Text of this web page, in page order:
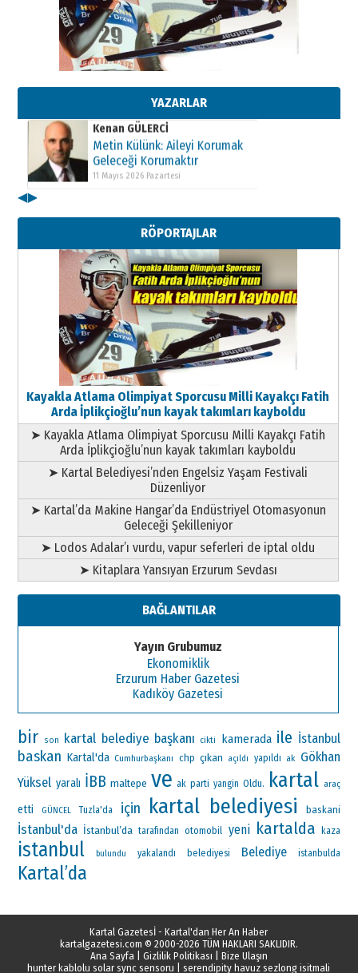
YAZARLAR
Kenan GÜLERCİ
Metin Külünk: Aileyi Korumak
Geleceği Korumaktır
11 Mayıs 2026 Pazartesi
Kenan GÜLERCİ
Metin Külünk: Aileyi Korumak
Geleceği Korumaktır
11 Mayıs 2026 Pazartesi
Metin Külünk: Aileyi Korumak
Geleceği Korumaktır
11 Mayıs 2026 Pazartesi
◀▶
RÖPORTAJLAR
Kayakla Atlama Olimpiyat Sporcusu Milli Kayakçı Fatih
Arda İplikçioğlu’nun kayak takımları kayboldu
➤ Kayakla Atlama Olimpiyat Sporcusu Milli Kayakçı Fatih
Arda İplikçioğlu’nun kayak takımları kayboldu
➤ Kartal Belediyesi’nden Engelsiz Yaşam Festivali
Düzenliyor
➤ Kartal’da Makine Hangar’da Endüstriyel Otomasyonun
Geleceği Şekilleniyor
➤ Lodos Adalar’ı vurdu, vapur seferleri de iptal oldu
➤ Kitaplara Yansıyan Erzurum Sevdası
BAĞLANTILAR
Yayın Grubumuz
Ekonomiklik
Erzurum Haber Gazetesi
Kadıköy Gazetesi
bir son kartal belediye başkanı cikti kamerada ile İstanbul
baskan Kartal'da Cumhurbaşkanı chp çıkan açıldı yapıldı ak Gökhan
Yüksel yaralı İBB maltepe ve ak parti yangin Oldu. kartal araç
etti GÜNCEL Tuzla'da için kartal belediyesi baskani
İstanbul'da İstanbul’da tarafından otomobil yeni kartalda kaza
istanbul bulundu yakalandı belediyesi Belediye istanbulda
Kartal’da
Kartal Gazetesİ - Kartal'dan Her An Haber
kartalgazetesi.com © 2000-2026 TÜM HAKLARI SAKLIDIR.
Ana Sayfa
Gizlilik Politikası
Bize Ulaşın
hunter kablolu solar sync sensoru |serendipity havuz sezlong isitmali